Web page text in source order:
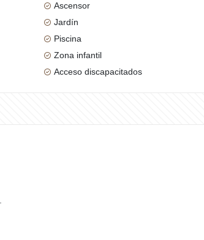
Ascensor
Jardín
Piscina
Zona infantil
Acceso discapacitados